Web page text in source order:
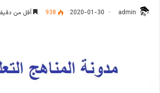
admin
2020-01-30
938 أقل من